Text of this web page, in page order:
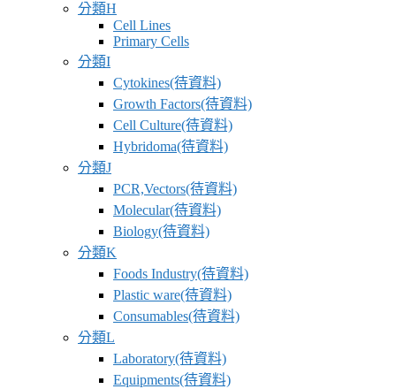
分類H
Cell Lines
Primary Cells
分類I
Cytokines(待資料)
Growth Factors(待資料)
Cell Culture(待資料)
Hybridoma(待資料)
分類J
PCR,Vectors(待資料)
Molecular(待資料)
Biology(待資料)
分類K
Foods Industry(待資料)
Plastic ware(待資料)
Consumables(待資料)
分類L
Laboratory(待資料)
Equipments(待資料)